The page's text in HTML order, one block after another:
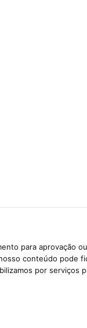
para aprovação
conteúdo pode
por